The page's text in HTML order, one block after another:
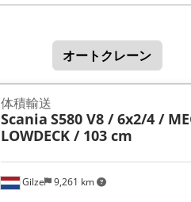
オートクレーン
Gilze 9,261 km
体積輸送
Scania S580 V8 / 6x2/4 /
LOWDECK / 103 cm